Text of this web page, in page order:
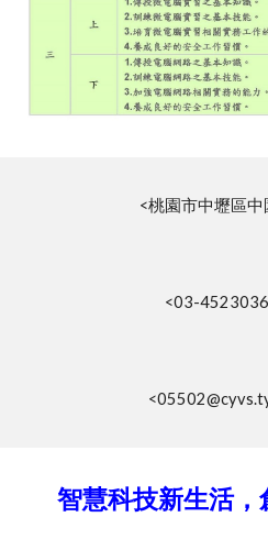
<桃園市中壢區
<03-
智慧科技新生活，